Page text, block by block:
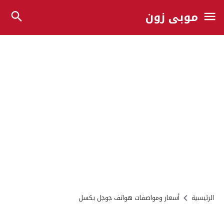
موبي زون
الرئيسية أسعار ومواصفات هواتف جوجل بكسل